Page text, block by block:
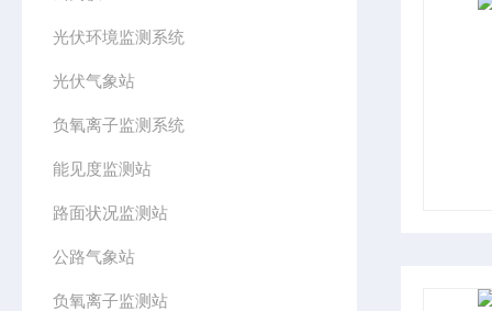
光伏环境监测系统
光伏气象站
负氧离子监测系统
能见度监测站
路面状况监测站
公路气象站
负氧离子监测站